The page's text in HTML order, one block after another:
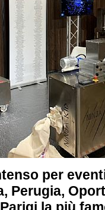
per
Perugia,
a Parigi
al
"bean